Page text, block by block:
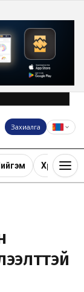
Захиалга
Хөрөнгө